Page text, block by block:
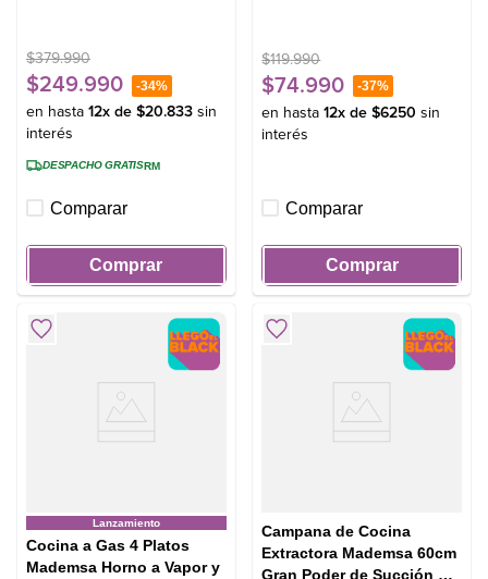
$379.990
$249.990 -34%
en hasta 12x de $20.833 sin
interés
DESPACHO GRATISRM
Comparar
Comprar
$119.990
$74.990 -37%
en hasta 12x de $6250 sin
interés
Comparar
Comprar
Lanzamiento
Cocina a Gas 4 Platos
Mademsa Horno a Vapor y
Campana de Cocina
Extractora Mademsa 60cm
Gran Poder de Succión y